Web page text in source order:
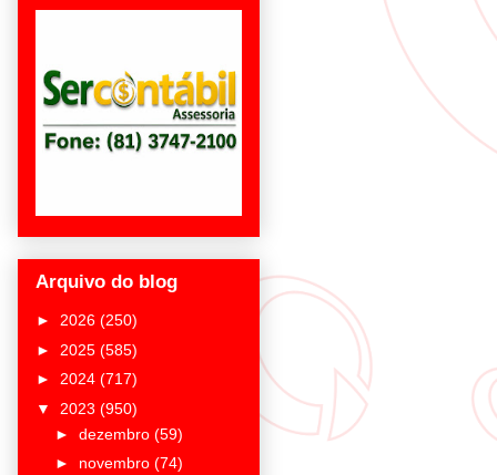
Arquivo do blog
► 2026 (250)
► 2025 (585)
► 2024 (717)
▼ 2023 (950)
► dezembro (59)
► novembro (74)